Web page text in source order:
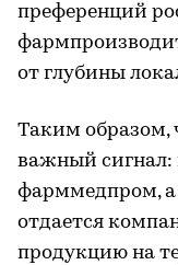
преференций
от глубины
Таким образом,
важный сигнал:
фарммедпром, а
отдается
продукцию на